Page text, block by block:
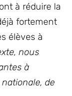
à réduire la
fortement
élèves à
nous
à
de